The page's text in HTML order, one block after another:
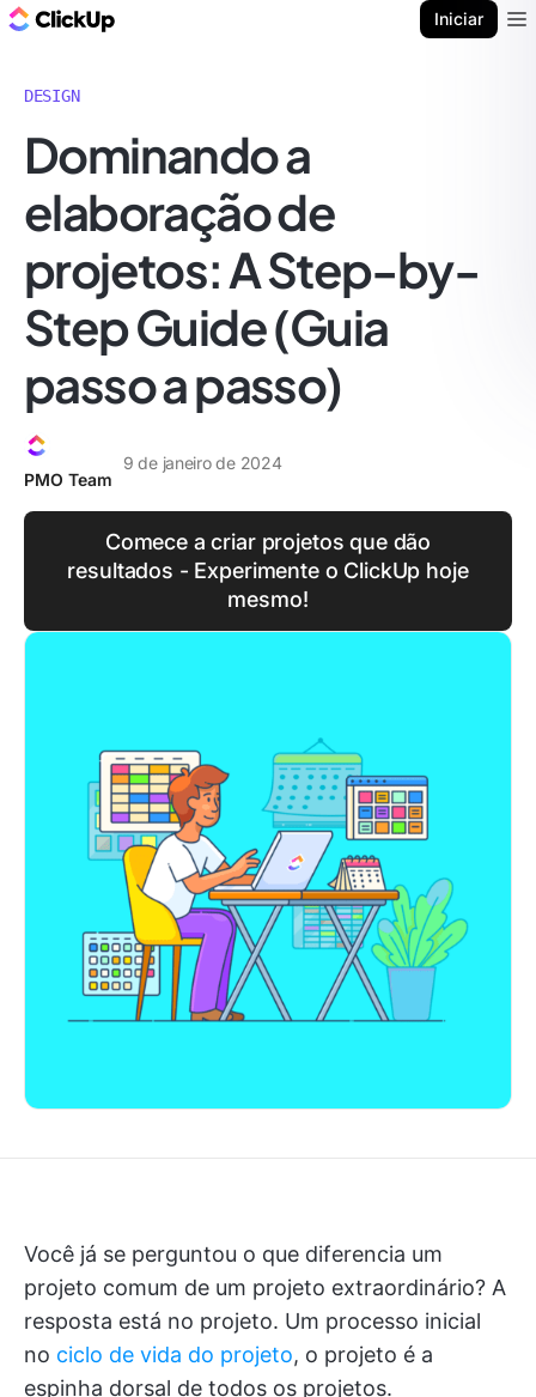
Iniciar
DESIGN
Dominando a
elaboração de
projetos: A Step-by-
Step Guide (Guia
passo a passo)
PMO Team
9 de janeiro de 2024
Comece a criar projetos que dão
resultados - Experimente o ClickUp hoje
mesmo!
Você já se perguntou o que diferencia um
projeto comum de um projeto extraordinário? A
resposta está no projeto. Um processo inicial
no ciclo de vida do projeto, o projeto é a
espinha dorsal de todos os projetos.